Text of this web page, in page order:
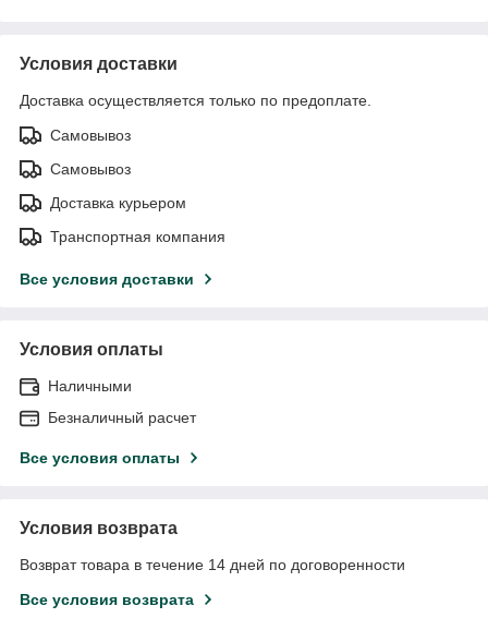
Условия доставки
Доставка осуществляется только по предоплате.
Самовывоз
Самовывоз
Доставка курьером
Транспортная компания
Все условия доставки
Условия оплаты
Наличными
Безналичный расчет
Все условия оплаты
Условия возврата
Возврат товара в течение 14 дней по договоренности
Все условия возврата